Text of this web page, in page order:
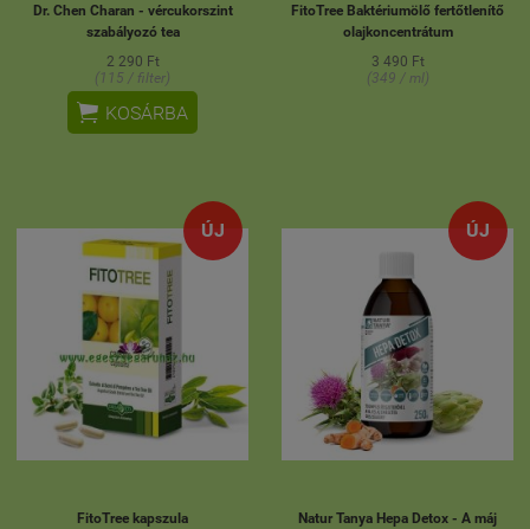
Dr. Chen Charan - vércukorszint
szabályozó tea
2 290 Ft
(115 / filter)
 KOSÁRBA
FitoTree Baktériumölő fertőtlenítő
olajkoncentrátum
3 490 Ft
(349 / ml)
ÚJ
FitoTree kapszula
ÚJ
Natur Tanya Hepa Detox - A máj